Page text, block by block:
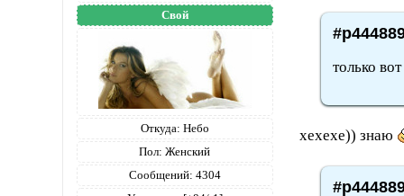
Свой
Откуда: Небо
Пол: Женский
Сообщений: 4304
только
хехехе)) знаю